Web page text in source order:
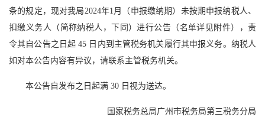
条的规定，现对我局2024年1月（申报缴纳期）未按期申报纳税人、
扣缴义务人（简称纳税人，下同）进行公告（名单详见附件），责
令其自公告之日起 45 日内到主管税务机关履行其申报义务。纳税人
如对本公告内容有异议，请联系主管税务机关。
本公告自发布之日起满 30 日视为送达。
国家税务总局广州市税务局第三税务分局